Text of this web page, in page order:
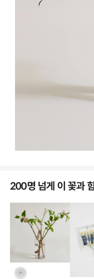
오래
가시 제거기 사이로 줄기를
TIP
200명 넘게 이 꽃과